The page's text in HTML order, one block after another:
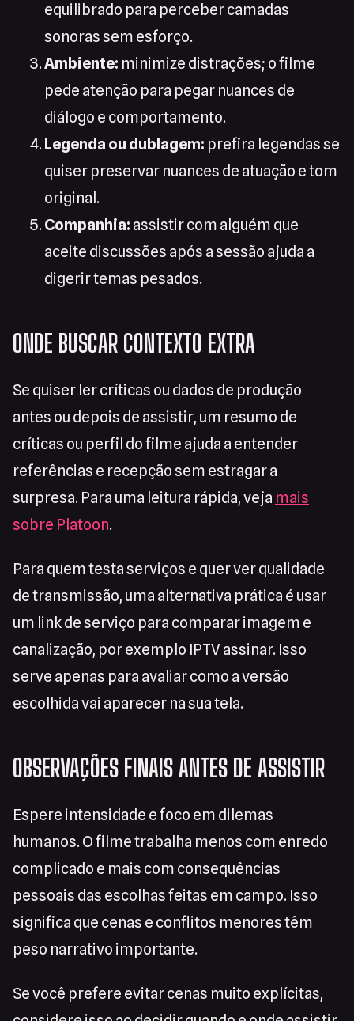
equilibrado para perceber camadas
sonoras sem esforço.
Ambiente: minimize distrações; o filme
pede atenção para pegar nuances de
diálogo e comportamento.
Legenda ou dublagem: prefira legendas se
quiser preservar nuances de atuação e tom
original.
Companhia: assistir com alguém que
aceite discussões após a sessão ajuda a
digerir temas pesados.
ONDE BUSCAR CONTEXTO EXTRA
Se quiser ler críticas ou dados de produção
antes ou depois de assistir, um resumo de
críticas ou perfil do filme ajuda a entender
referências e recepção sem estragar a
surpresa. Para uma leitura rápida, veja mais
sobre Platoon.
Para quem testa serviços e quer ver qualidade
de transmissão, uma alternativa prática é usar
um link de serviço para comparar imagem e
canalização, por exemplo IPTV assinar. Isso
serve apenas para avaliar como a versão
escolhida vai aparecer na sua tela.
OBSERVAÇÕES FINAIS ANTES DE ASSISTIR
Espere intensidade e foco em dilemas
humanos. O filme trabalha menos com enredo
complicado e mais com consequências
pessoais das escolhas feitas em campo. Isso
significa que cenas e conflitos menores têm
peso narrativo importante.
Se você prefere evitar cenas muito explícitas,